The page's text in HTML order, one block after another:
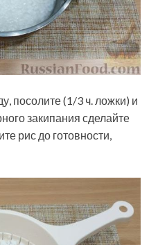
посолите (1/3 ч. ложки) и
закипания сделайте
рис до готовности,